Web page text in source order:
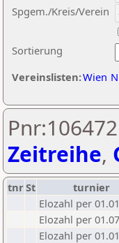
Sortierung
Spgem./Kreis/Verein
Vereinslisten:Wien
Zeitreihe,
tnrSt turnier
Elozahl per
Elozahl per
Elozahl per